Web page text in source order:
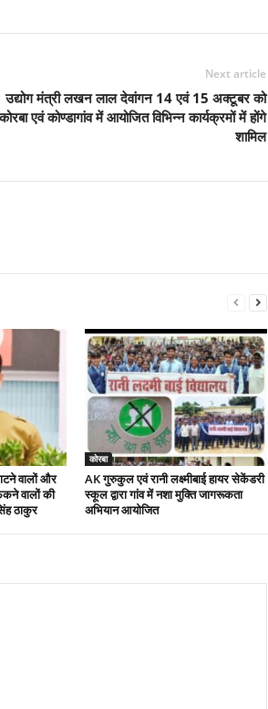
Next article
उद्योग मंत्री लखन लाल देवांगन 14 एवं 15 अक्टूबर को
एवं कोण्डागांव में आयोजित विभिन्न कार्यक्रमों में होंगे
शामिल
वालों और
वालों की
ठाकुर
कोरबा
AK गुरुकुल एवं रानी लक्ष्मीबाई हायर सेकेंडरी
स्कूल द्वारा गांव में नशा मुक्ति जागरूकता
अभियान आयोजित